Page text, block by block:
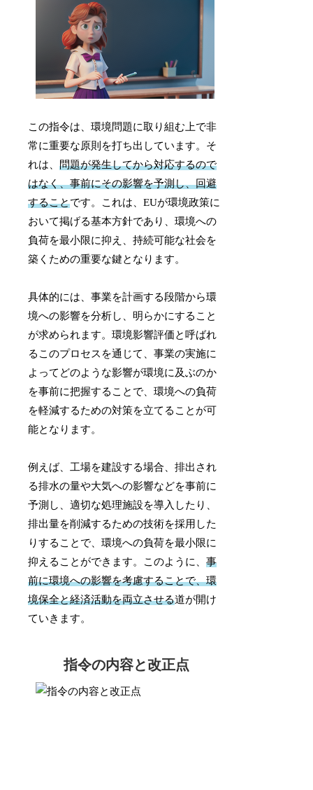
この指令は、環境問題に取り組む上で非
常に重要な原則を打ち出しています。そ
れは、問題が発生してから対応するので
はなく、事前にその影響を予測し、回避
することです。これは、EUが環境政策に
おいて掲げる基本方針であり、環境への
負荷を最小限に抑え、持続可能な社会を
築くための重要な鍵となります。
具体的には、事業を計画する段階から環
境への影響を分析し、明らかにすること
が求められます。環境影響評価と呼ばれ
るこのプロセスを通じて、事業の実施に
よってどのような影響が環境に及ぶのか
を事前に把握することで、環境への負荷
を軽減するための対策を立てることが可
能となります。
例えば、工場を建設する場合、排出され
る排水の量や大気への影響などを事前に
予測し、適切な処理施設を導入したり、
排出量を削減するための技術を採用した
りすることで、環境への負荷を最小限に
抑えることができます。このように、事
前に環境への影響を考慮することで、環
境保全と経済活動を両立させる道が開け
ていきます。
指令の内容と改正点